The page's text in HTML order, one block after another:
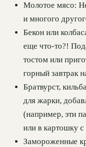
Молотое мясо:
и многого
Бекон или
еще что-то?!
тостом или
горный завтрак
Братвурст,
для жарки,
(например, эти
или в картошку
Замороженные